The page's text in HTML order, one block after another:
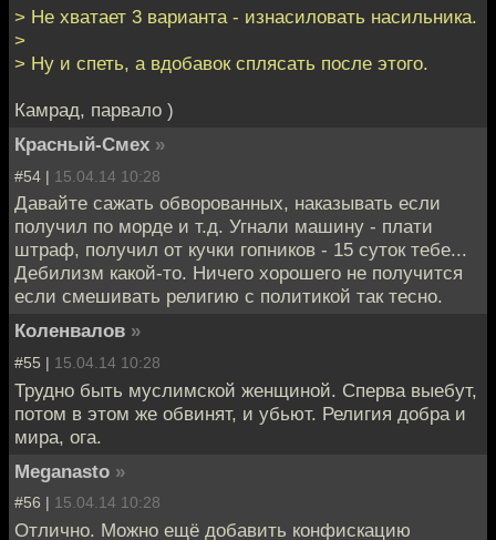
> Не хватает 3 варианта - изнасиловать насильника.
>
> Ну и спеть, а вдобавок сплясать после этого.
Камрад, парвало )
Красный-Смех »
#54 | 15.04.14 10:28
Давайте сажать обворованных, наказывать если
получил по морде и т.д. Угнали машину - плати
штраф, получил от кучки гопников - 15 суток тебе...
Дебилизм какой-то. Ничего хорошего не получится
если смешивать религию с политикой так тесно.
Коленвалов »
#55 | 15.04.14 10:28
Трудно быть муслимской женщиной. Сперва выебут,
потом в этом же обвинят, и убьют. Религия добра и
мира, ога.
Meganasto »
#56 | 15.04.14 10:28
Отлично. Можно ещё добавить конфискацию